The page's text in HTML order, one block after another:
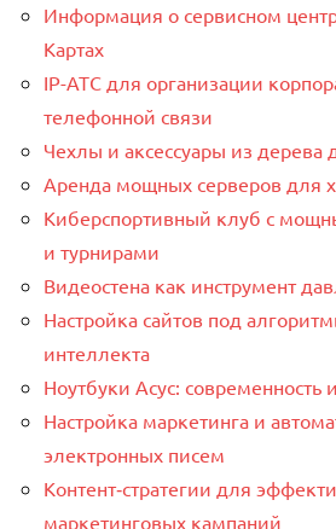
Информация о сервисном
Картах
IP-АТС для организации
телефонной связи
Чехлы и аксессуары из дерева
Аренда мощных серверов для
Киберспортивный клуб с
и турнирами
Видеостена как инструмент
Настройка сайтов под
интеллекта
Ноутбуки Асус: современность
Настройка маркетинга и
электронных писем
Контент‑стратегии для
маркетинговых кампаний